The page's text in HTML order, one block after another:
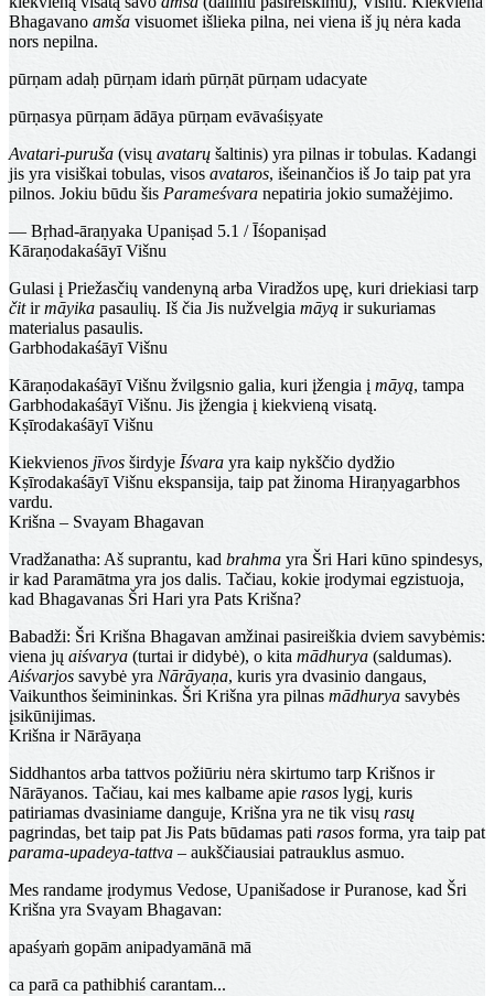
Bhagavano amša visuomet išlieka pilna, nei viena iš jų nėra kada
nors nepilna.
pūrṇam adaḥ pūrṇam idaṁ pūrṇāt pūrṇam udacyate
pūrṇasya pūrṇam ādāya pūrṇam evāvaśiṣyate
Avatari-puruša (visų avatarų šaltinis) yra pilnas ir tobulas. Kadangi
jis yra visiškai tobulas, visos avataros, išeinančios iš Jo taip pat yra
pilnos. Jokiu būdu šis Parameśvara nepatiria jokio sumažėjimo.
— Bṛhad-āraṇyaka Upaniṣad 5.1 / Īśopaniṣad
Kāraṇodakaśāyī Višnu
Gulasi į Priežasčių vandenyną arba Viradžos upę, kuri driekiasi tarp
čitirmāyika pasaulių. Iš čia Jis nužvelgia māyą ir sukuriamas
materialus pasaulis.
Garbhodakaśāyī Višnu
Kāraṇodakaśāyī Višnu žvilgsnio galia, kuri įžengia į māyą, tampa
Garbhodakaśāyī Višnu. Jis įžengia į kiekvieną visatą.
Kṣīrodakaśāyī Višnu
Kiekvienos jīvos širdyje Īśvara yra kaip nykščio dydžio
Kṣīrodakaśāyī Višnu ekspansija, taip pat žinoma Hiraṇyagarbhos
vardu.
Krišna – Svayam Bhagavan
Vradžanatha: Aš suprantu, kad brahma yra Šri Hari kūno spindesys,
ir kad Paramātma yra jos dalis. Tačiau, kokie įrodymai egzistuoja,
kad Bhagavanas Šri Hari yra Pats Krišna?
Babadži: Šri Krišna Bhagavan amžinai pasireiškia dviem savybėmis:
viena jų aiśvarya (turtai ir didybė), o kita mādhurya (saldumas).
Aiśvarjos savybė yra Nārāyaṇa, kuris yra dvasinio dangaus,
Vaikunthos šeimininkas. Šri Krišna yra pilnas mādhurya savybės
įsikūnijimas.
Krišna ir Nārāyaṇa
Siddhantos arba tattvos požiūriu nėra skirtumo tarp Krišnos ir
Nārāyanos. Tačiau, kai mes kalbame apie rasos lygį, kuris
patiriamas dvasiniame danguje, Krišna yra ne tik visų rasų
pagrindas, bet taip pat Jis Pats būdamas pati rasos forma, yra taip pat
parama-upadeya-tattva – aukščiausiai patrauklus asmuo.
Mes randame įrodymus Vedose, Upanišadose ir Puranose, kad Šri
Krišna yra Svayam Bhagavan:
apaśyaṁ gopām anipadyamānā mā
ca parā ca pathibhiś carantam...